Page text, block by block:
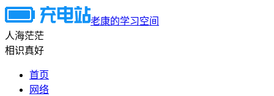
老康的学习空间
人海茫茫
相识真好
首页
网络